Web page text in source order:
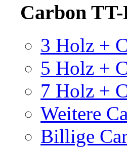
Carbon
3 Holz +
5 Holz +
7 Holz +
Weitere
Billige